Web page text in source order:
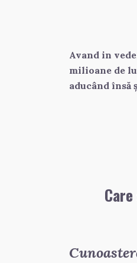
Avand in
milioane de
aducând însă